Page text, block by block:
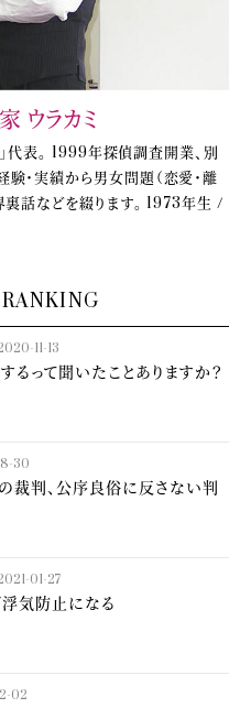
ウラカミ
代表。 1999年探偵調査開業、別
・実績から男女問題（恋愛・離
裏話などを綴ります。 1973年生 /
11-13
るって聞いたことありますか？
30
裁判、公序良俗に反さない判
01-27
気防止になる
02